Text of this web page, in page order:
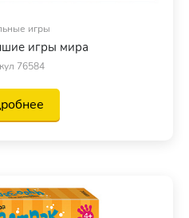
игры
игры мира
76584